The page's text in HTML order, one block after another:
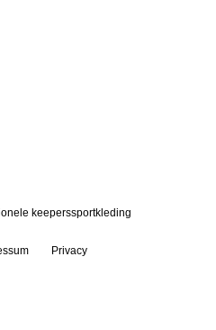
keeperssportkleding
Privacy